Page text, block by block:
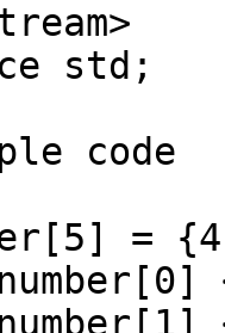
std;
code
=